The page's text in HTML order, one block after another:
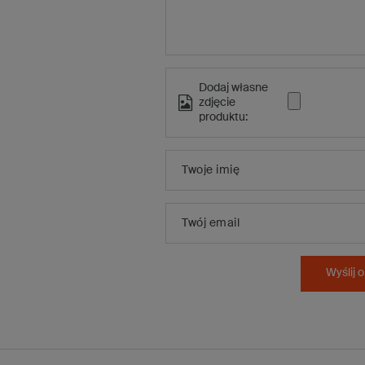
Dodaj własne
zdjęcie
produktu:
Twoje imię
Twój email
Wyślij